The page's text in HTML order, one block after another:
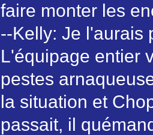
faire monter les
--Kelly: Je l'aurais
L'équipage entier
pestes
la situation et
passait, il